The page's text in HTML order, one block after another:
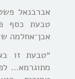
אברבנאל
טבעת כסף
אבן־אחלמה
״טבעת זו
מתוגרמא…